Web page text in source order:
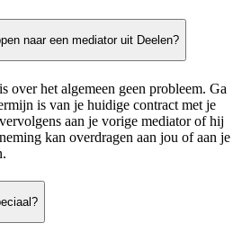
naar een mediator uit Deelen?
over het algemeen geen probleem. Ga
is van je huidige contract met je
aan je vorige mediator of hij
kan overdragen aan jou of aan je